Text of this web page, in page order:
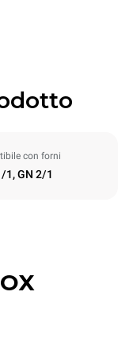
con forni
1, GN 2/1